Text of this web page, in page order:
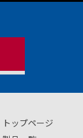
トップページ